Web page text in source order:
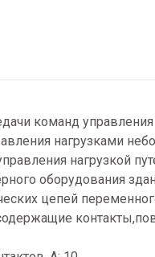
команд
нагрузками
нагрузкой
оборудования
цепей